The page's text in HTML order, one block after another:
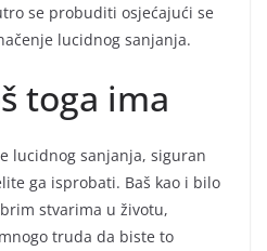
se probuditi osjećajući se
lucidnog sanjanja.
toga ima
lucidnog sanjanja, siguran
ga isprobati. Baš kao i bilo
stvarima u životu,
truda da biste to